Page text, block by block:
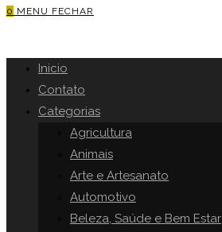
0 MENU FECHAR
Inicio
Contato
Categorias
Agricultura
Animais
Arte e Artesanato
Automotivo
Beleza, Saúde e Bem Estar